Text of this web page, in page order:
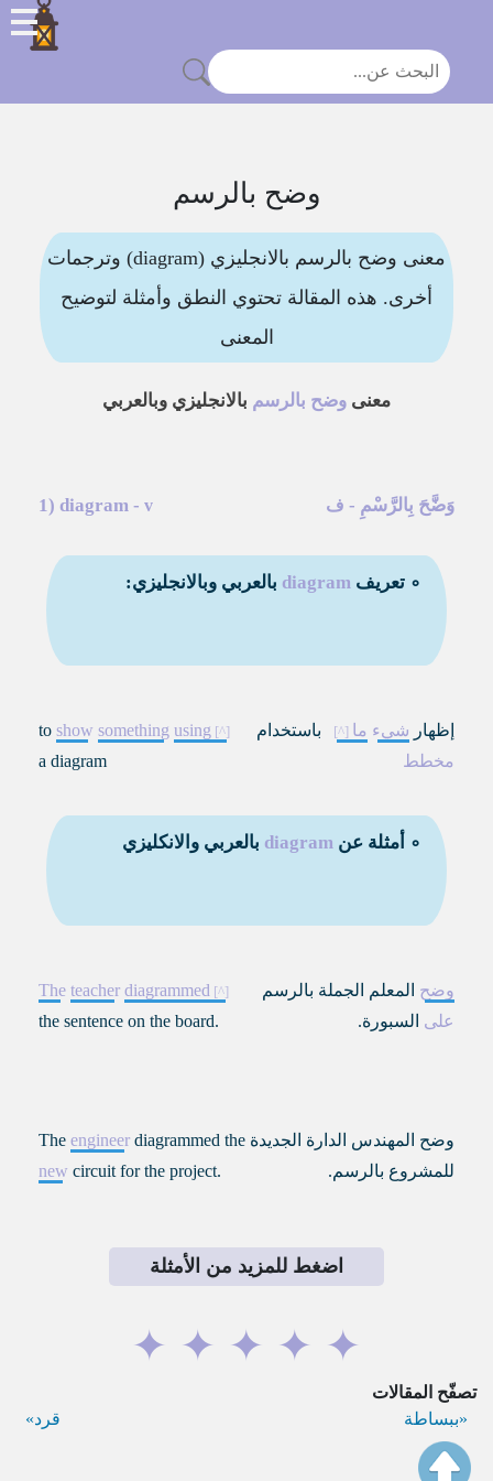
وضح بالرسم
معنى وضح بالرسم بالانجليزي (diagram) وترجمات
أخرى. هذه المقالة تحتوي النطق وأمثلة لتوضيح
المعنى
معنى وضح بالرسم بالانجليزي وبالعربي
وَضَّحَ بِالرَّسْمِ - ف 1) diagram - v
∘ تعريفdiagram بالعربي وبالانجليزي:
إظهار شيء ما
باستخدام
مخطط
to show something using
a diagram
∘ أمثلة عنdiagram بالعربي والانكليزي
وضح المعلم الجملة بالرسم
على السبورة.
The teacher diagrammed
the sentence on the board.
وضح المهندس الدارة الجديدة
للمشروع بالرسم.
The engineer diagrammed the
new circuit for the project.
اضغط للمزيد من الأمثلة
✦
✦
✦
✦
✦
تصفّح المقالات
ببساطة
قرد